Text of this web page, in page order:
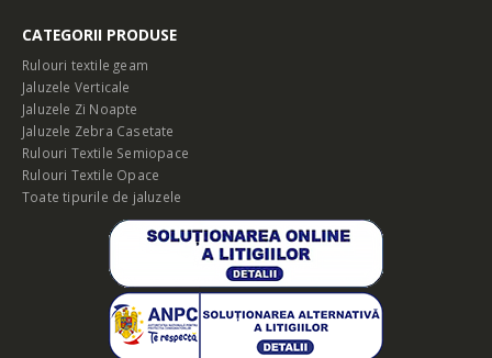
CATEGORII PRODUSE
Rulouri textile geam
Jaluzele Verticale
Jaluzele Zi Noapte
Jaluzele Zebra Casetate
Rulouri Textile Semiopace
Rulouri Textile Opace
Toate tipurile de jaluzele